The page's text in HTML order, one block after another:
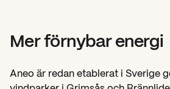
Mer förnybar energi
Aneo är redan etablerat i Sverige